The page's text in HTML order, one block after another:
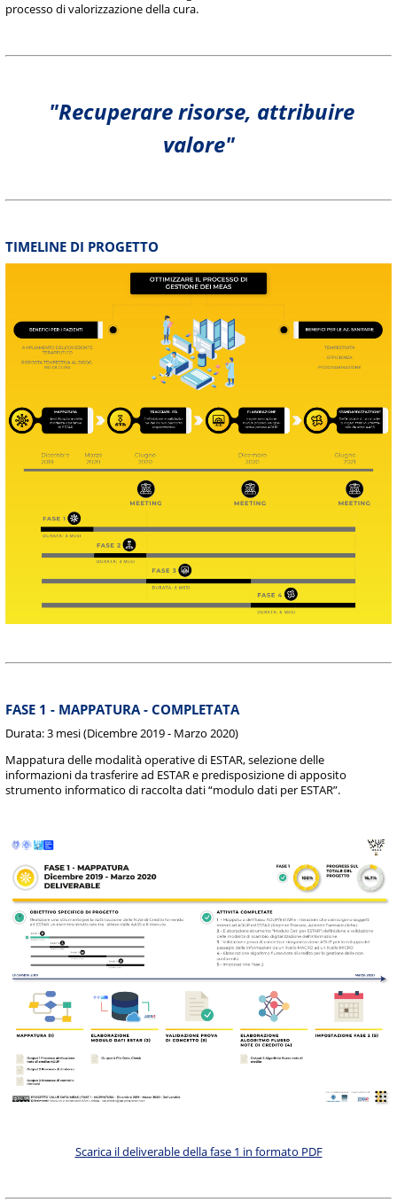
processo di valorizzazione della cura.
"Recuperare risorse, attribuire
valore"
TIMELINE DI PROGETTO
FASE 1 - MAPPATURA - COMPLETATA
Durata: 3 mesi (Dicembre 2019 - Marzo 2020)
Mappatura delle modalità operative di ESTAR, selezione delle
informazioni da trasferire ad ESTAR e predisposizione di apposito
strumento informatico di raccolta dati “modulo dati per ESTAR”.
Scarica il deliverable della fase 1 in formato PDF